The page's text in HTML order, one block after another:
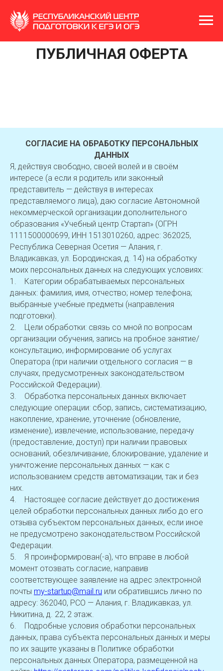
ПУБЛИЧНАЯ ОФЕРТА
СОГЛАСИЕ НА ОБРАБОТКУ ПЕРСОНАЛЬНЫХ
ДАННЫХ
Я, действуя свободно, своей волей и в своём
интересе (а если я родитель или законный
представитель — действуя в интересах
представляемого лица), даю согласие Автономной
некоммерческой организации дополнительного
образования «Учебный центр Стартап» (ОГРН
1111500000699, ИНН 1513010260, адрес: 362025,
Республика Северная Осетия — Алания, г.
Владикавказ, ул. Бородинская, д. 14) на обработку
моих персональных данных на следующих условиях:
1. Категории обрабатываемых персональных
данных: фамилия, имя, отчество; номер телефона;
выбранные учебные предметы (направления
подготовки).
2. Цели обработки: связь со мной по вопросам
организации обучения, запись на пробное занятие/
консультацию, информирование об услугах
Оператора (при наличии отдельного согласия — в
случаях, предусмотренных законодательством
Российской Федерации).
3. Обработка персональных данных включает
следующие операции: сбор, запись, систематизацию,
накопление, хранение, уточнение (обновление,
изменение), извлечение, использование, передачу
(предоставление, доступ) при наличии правовых
оснований, обезличивание, блокирование, удаление и
уничтожение персональных данных — как с
использованием средств автоматизации, так и без
них.
4. Настоящее согласие действует до достижения
целей обработки персональных данных либо до его
отзыва субъектом персональных данных, если иное
не предусмотрено законодательством Российской
Федерации.
5. Я проинформирован(-а), что вправе в любой
момент отозвать согласие, направив
соответствующее заявление на адрес электронной
почты my-startup@mail.ru или обратившись лично по
адресу: 362040, РСО — Алания, г. Владикавказ, ул.
Никитина, д. 22, 2 этаж.
6. Подробные условия обработки персональных
данных, права субъекта персональных данных и меры
по их защите указаны в Политике обработки
персональных данных Оператора, размещенной на